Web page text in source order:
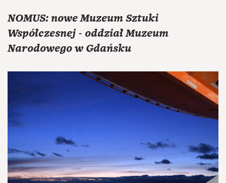
NOMUS: nowe Muzeum Sztuki
Współczesnej - oddział Muzeum
Narodowego w Gdańsku